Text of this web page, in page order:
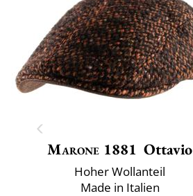
Marone 1881 Ottavio
Hoher Wollanteil
Made in Italien